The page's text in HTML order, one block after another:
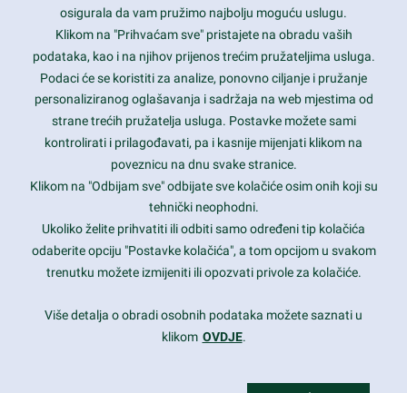
Latest trends and much more...
Contact Info
1600 Amphitheatre Parkway, Mountain View, CA 94043
prothemes.net@gmail.com
Daily: 9:00 am - 6:00 pm
Sunday: Closed
Copyright 2017FRESHFACE© All Rights Reserved
osigurala da vam pružimo najbolju moguću uslugu.
Klikom na "Prihvaćam sve" pristajete na obradu vaših
podataka, kao i na njihov prijenos trećim pružateljima usluga.
Podaci će se koristiti za analize, ponovno ciljanje i pružanje
personaliziranog oglašavanja i sadržaja na web mjestima od
strane trećih pružatelja usluga. Postavke možete sami
kontrolirati i prilagođavati, pa i kasnije mijenjati klikom na
poveznicu na dnu svake stranice.
Klikom na "Odbijam sve" odbijate sve kolačiće osim onih koji su
tehnički neophodni.
Ukoliko želite prihvatiti ili odbiti samo određeni tip kolačića
odaberite opciju "Postavke kolačića", a tom opcijom u svakom
trenutku možete izmijeniti ili opozvati privole za kolačiće.
Više detalja o obradi osobnih podataka možete saznati u
klikom OVDJE.